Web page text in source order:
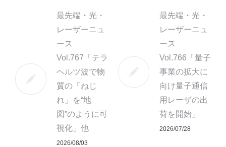
最先端・光・
レーザーニュ
ース
Vol.767「テラ
ヘルツ波で物
質の「ねじ
れ」を“地
図”のように可
視化」他
2026/08/03
最先端・光・
レーザーニュ
ース
Vol.766「量子
事業の拡大に
向け量子通信
用レーザの出
荷を開始」
2026/07/28